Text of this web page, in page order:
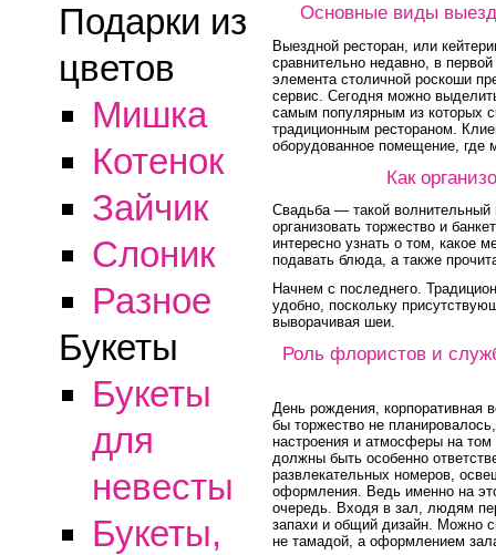
Подарки из
цветов
Мишка
Котенок
Зайчик
Слоник
Разное
Букеты
Букеты
для
невесты
Букеты,
Основные виды
Выездной ресторан, или
сравнительно недавно, в
элемента столичной роскоши
сервис. Сегодня можно
самым популярным из которых
традиционным рестораном.
оборудованное помещение, где
Как
Свадьба — такой
организовать торжество и
интересно узнать о том, какое
подавать блюда, а также
Начнем с последнего.
удобно, поскольку
выворачивая шеи.
Роль флористов и
День рождения, корпоративная
бы торжество не
настроения и атмосферы на
должны быть особенно
развлекательных номеров,
оформления. Ведь именно на
очередь. Входя в зал, людям
запахи и общий дизайн. Можно
не тамадой, а оформлением